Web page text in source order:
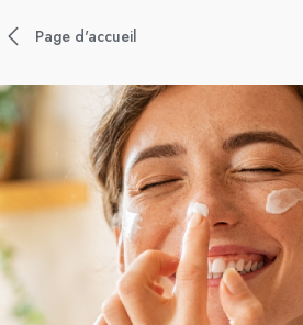
Page d'accueil